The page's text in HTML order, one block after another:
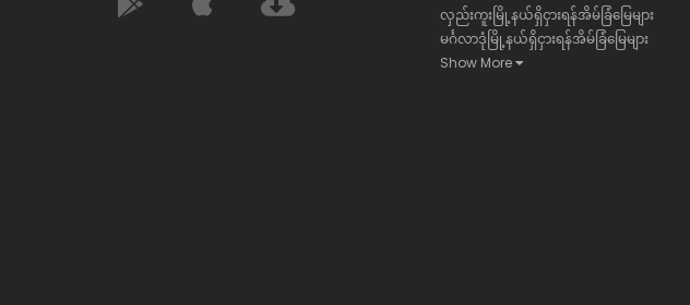
လှည်းကူးမြို့နယ်ရှိငှားရန်အိမ်ခြံမြေများ
မင်္ဂလာဒုံမြို့နယ်ရှိငှားရန်အိမ်ခြံမြေများ
Show More